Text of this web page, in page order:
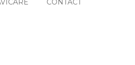
CONTACT